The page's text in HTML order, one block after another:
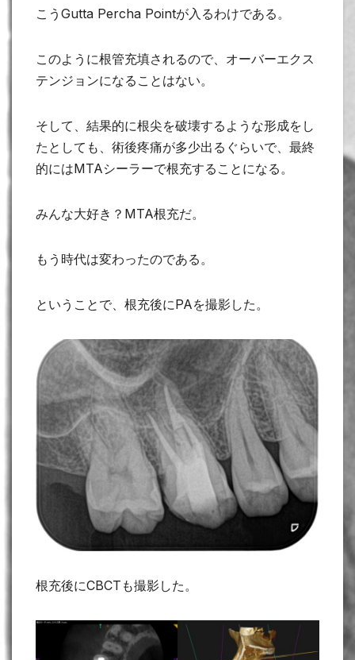
こうGutta Percha Pointが入るわけである。
このように根管充填されるので、オーバーエクス
テンジョンになることはない。
そして、結果的に根尖を破壊するような形成をし
たとしても、術後疼痛が多少出るぐらいで、最終
的にはMTAシーラーで根充することになる。
みんな大好き？MTA根充だ。
もう時代は変わったのである。
ということで、根充後にPAを撮影した。
根充後にCBCTも撮影した。